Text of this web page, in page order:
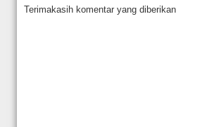
Terimakasih komentar yang diberikan